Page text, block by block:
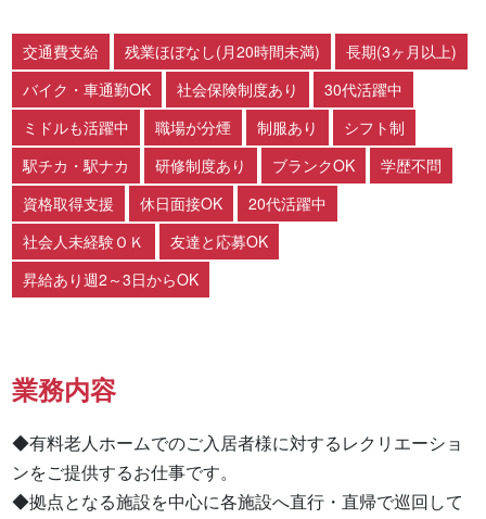
交通費支給 残業ほぼなし(月20時間未満)
長期(3ヶ月以上)
バイク・車通勤OK
社会保険制度あり
30代活躍中
ミドルも活躍中
職場が分煙 制服あり
シフト制
駅チカ・駅ナカ
研修制度あり ブランクOK
学歴不問
資格取得支援
休日面接OK
20代活躍中
社会人未経験ＯＫ
友達と応募OK
昇給あり週2～3日からOK
業務内容
◆有料老人ホームでのご入居者様に対するレクリエーショ
ンをご提供するお仕事です。
◆拠点となる施設を中心に各施設へ直行・直帰で巡回して